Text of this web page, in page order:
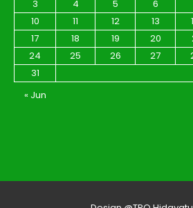
3
4 5 6
10
11 12 13
17
18 19 20
24
25 26 27
31
« Jun